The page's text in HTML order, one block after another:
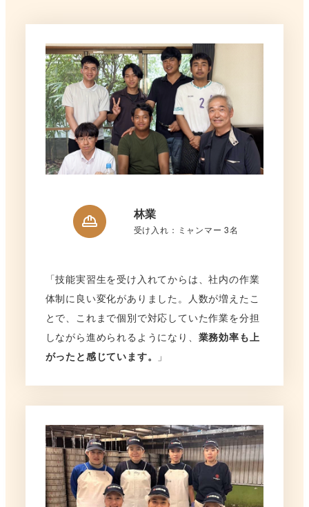
林業
受け入れ：ミャンマー 3名
「技能実習生を受け入れてからは、社内の作業
体制に良い変化がありました。人数が増えたこ
とで、これまで個別で対応していた作業を分担
しながら進められるようになり、 業務効率も上
がったと感じています。
」